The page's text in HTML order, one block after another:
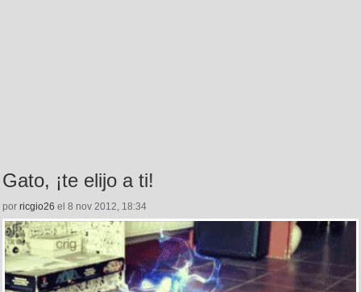
Gato, ¡te elijo a ti!
por ricgio26 el 8 nov 2012, 18:34